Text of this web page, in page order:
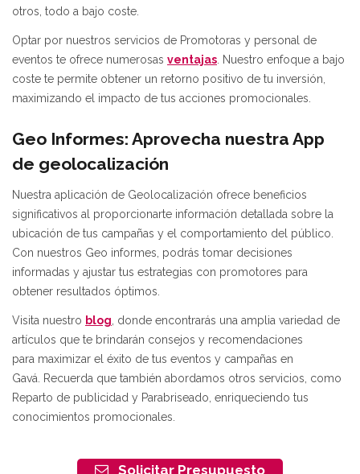
otros, todo a bajo coste.
Optar por nuestros servicios de Promotoras y personal de
eventos te ofrece numerosas ventajas . Nuestro enfoque a bajo
coste te permite obtener un retorno positivo de tu inversión,
maximizando el impacto de tus acciones promocionales.
Geo Informes: Aprovecha nuestra App
de geolocalización
Nuestra aplicación de Geolocalización ofrece beneficios
significativos al proporcionarte información detallada sobre la
ubicación de tus campañas y el comportamiento del público.
Con nuestros Geo informes, podrás tomar decisiones
informadas y ajustar tus estrategias con promotores para
obtener resultados óptimos.
Visita nuestro blog , donde encontrarás una amplia variedad de
artículos que te brindarán consejos y recomendaciones
para maximizar el éxito de tus eventos y campañas en
Gavá. Recuerda que también abordamos otros servicios, como
Reparto de publicidad y Parabriseado, enriqueciendo tus
conocimientos promocionales.
Solicitar Presupuesto